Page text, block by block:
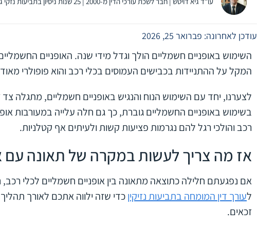
עודכן לאחרונה: פברואר 25, 2026
השימוש באופניים חשמליים הולך וגדל מידי שנה. האופניים
המקל על ההתניידות בכבישים העמוסים בכלי רכב והוא פופולרי
לצערנו, יחד עם השימוש הנוח והנגיש באופניים חשמליים, מתגלה
בשימוש באופניים החשמליים גוברת, כך גם חלה עלייה במעורבות
רכב והולכי רגל להם נגרמות פציעות קשות ולעיתים אף קטלניות.
אז מה צריך לעשות במקרה של תאונה עם
אם נפגעתם חלילה כתוצאה מתאונה בין אופניים חשמליים לכלי
לעורך דין המומחה בתביעות נזיקיןכדי שזה ילווה אתכם לאורך
זכאים.